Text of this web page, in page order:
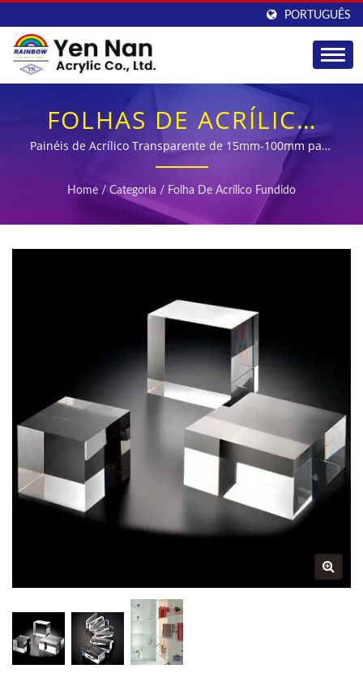
PORTUGUÊS
FOLHAS DE ACRÍLICO
FUNDIDO SUPER
GROSSAS E
TRANSPARENTES COM
ESTABILIZAÇÃO UV
Painéis de Acrílico Transparente de 15mm-100mm para
Aplicações de Alto Desempenho
Home / Categoria / Folha De Acrílico Fundido